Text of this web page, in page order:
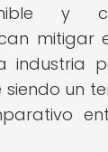
y
mitigar
industria
un